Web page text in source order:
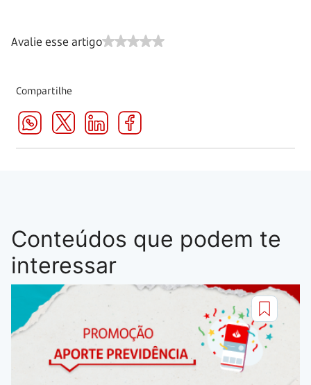
Avalie esse artigo
Compartilhe
Conteúdos que podem te
interessar